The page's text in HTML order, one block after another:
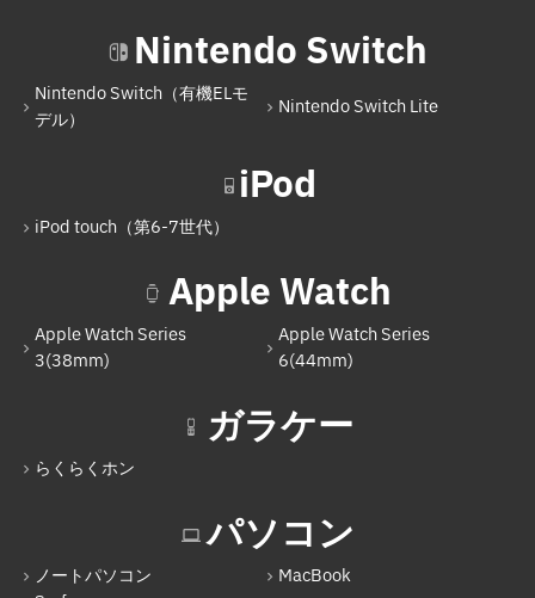
iPad Pro 11インチ（第4世代）
Nintendo Switch
iPod touch（第6-7世代）
Apple Watch
Apple Watch Series 6(44mm)
ガラケー
Nintendo Switch
Nintendo Switch（有機ELモ
デル）
Nintendo Switch Lite
iPod
iPod touch（第6-7世代）
Apple Watch
Apple Watch Series
3(38mm)
Apple Watch Series
6(44mm)
ガラケー
らくらくホン
パソコン
ノートパソコン
MacBook